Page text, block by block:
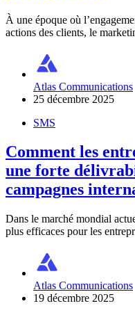
À une époque où
actions des clients, le
Atlas Communications
25 décembre 2025
SMS
Comment les
une forte
campagnes
Dans le marché mondial
plus efficaces pour les
Atlas Communications
19 décembre 2025